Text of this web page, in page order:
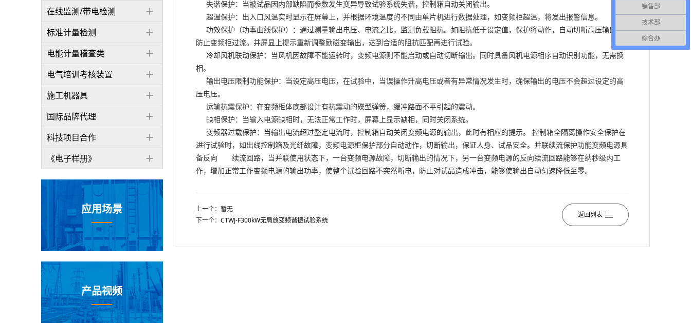
在线监测/带电检测
标准计量检测
电能计量稽查类
电气培训考核装置
施工机器具
国际品牌代理
科技项目合作
《电子样册》
应用场景
产品视频
失谐保护：当被试品因内部缺陷而参数发生变异导致试验系统失谐，控制箱自动关闭输出。
超温保护：出入口风温实时显示在屏幕上，并根据环境温度的不同由单片机进行数据处理，如变频柜超温，将发出报警信息。
功效保护（功率曲线保护）：通过测量输出电压、电流之比，监测负载阻抗。如阻抗低于设定值，保护将动作，自动切断高压输出，
防止变频柜过流。并屏显上提示重新调整励磁变输出，达到合适的阻抗匹配再进行试验。
冷却风机联动保护：当风机因故障不能运转时，变频电源则不能启动或自动切断输出。同时具备风机电源相序自动识别功能，无需换
相。
输出电压限制功能保护：当设定高压电压，在试验中，当误操作升高电压或者有异常情况发生时，确保输出的电压不会超过设定的高
压电压。
运输抗震保护：在变频柜体底部设计有抗震动的碟型弹簧，缓冲路面不平引起的震动。
缺相保护：当输入电源缺相时，无法正常工作时，屏幕上显示缺相，同时关闭系统。
变频器过载保护：当输出电流超过整定电流时，控制箱自动关闭变频电源的输出，此时有相应的提示。 控制箱全隔离操作安全保护在
进行试验时，如出线控制箱及光纤故障，变频电源柜保护部分自动动作，切断输出，保证人身、试品安全。并联续流保护功能变频电源具
备反向 续流回路，当并联使用状态下，一台变频电源故障，切断输出的情况下，另一台变频电源的反向续流回路能够在纳秒级内工
作，增加正常工作变频电源的输出功率，使整个试验回路不突然断电，防止对试品造成冲击，能够使输出自动匀速降低至零。
上一个：暂无
下一个：CTWJ-F300kW无局放变频谐振试验系统
返回列表
销售部
技术部
综合办